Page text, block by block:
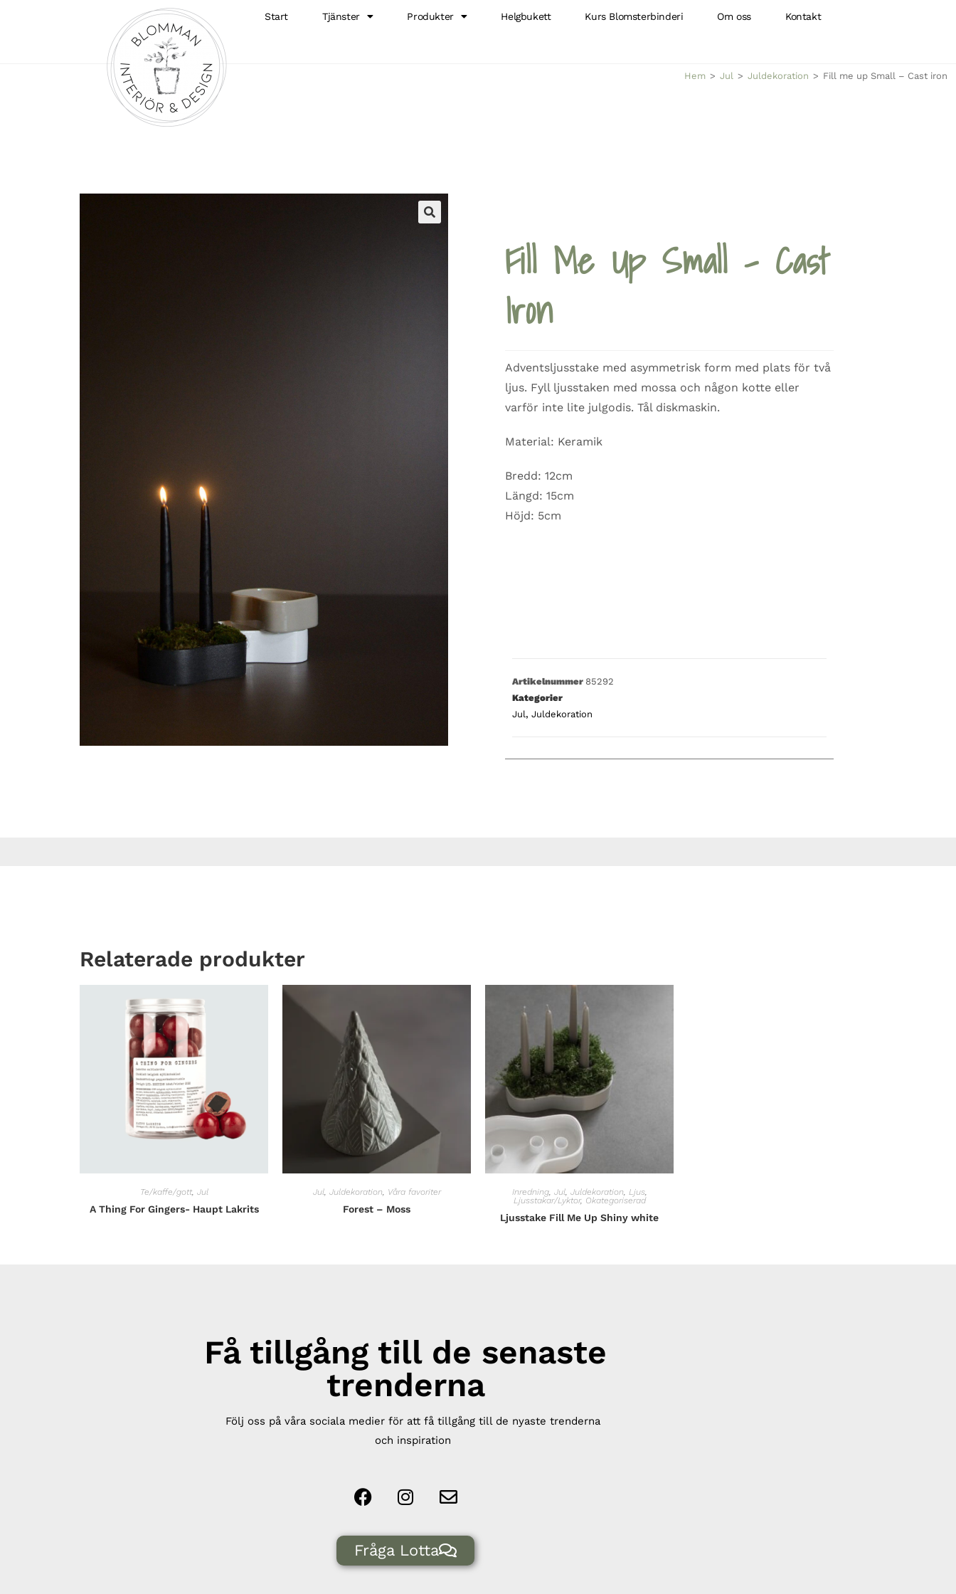
Start Tjänster Produkter Helgbukett Kurs Blomsterbinderi Om oss Kontakt
Hem > Jul > Juldekoration > Fill me up Small – Cast iron
Fill Me Up Small – Cast
Iron
Adventsljusstake med asymmetrisk form med plats för två
ljus. Fyll ljusstaken med mossa och någon kotte eller
varför inte lite julgodis. Tål diskmaskin.
Material: Keramik
Bredd: 12cm
Längd: 15cm
Höjd: 5cm
Artikelnummer 85292
Kategorier
Jul, Juldekoration
Relaterade produkter
Te/kaffe/gott, Jul
A Thing For Gingers- Haupt Lakrits
Jul, Juldekoration, Våra favoriter
Forest – Moss
Inredning, Jul, Juldekoration, Ljus,
Ljusstakar/Lyktor, Okategoriserad
Ljusstake Fill Me Up Shiny white
Få tillgång till de senaste
trenderna
Följ oss på våra sociala medier för att få tillgång till de nyaste trenderna
och inspiration
Fråga Lotta